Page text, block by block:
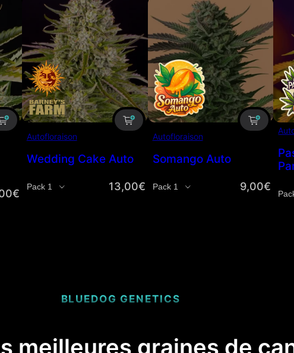
€
Autofloraison
Wedding Cake Auto
Quantité 13,00€
Autofloraison
Somango Auto
Quantité 9,00€
BLUEDOG GENETICS
meilleures graines de